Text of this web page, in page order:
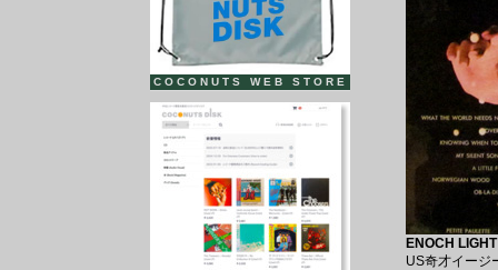
ENOCH
US奇才イージ
COCONUTS WEB STORE